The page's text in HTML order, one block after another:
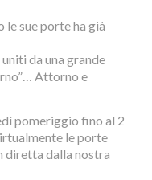
le sue porte ha già
da una grande
Attorno e
pomeriggio fino al 2
le porte
diretta dalla nostra